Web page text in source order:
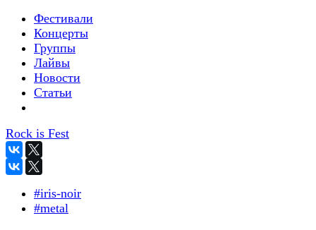
Фестивали
Концерты
Группы
Лайвы
Новости
Статьи
Rock is Fest
#iris-noir
#metal